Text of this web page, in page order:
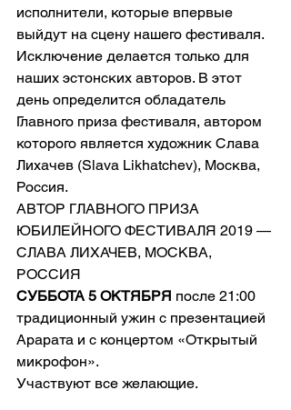
исполнители, которые впервые
выйдут на сцену нашего фестиваля.
Исключение делается только для
наших эстонских авторов. В этот
день определится обладатель
Главного приза фестиваля, автором
которого является художник Слава
Лихачев (Slava Likhatchev), Москва,
Россия.
АВТОР ГЛАВНОГО ПРИЗА
ЮБИЛЕЙНОГО ФЕСТИВАЛЯ 2019 —
СЛАВА ЛИХАЧЕВ, МОСКВА,
РОССИЯ
СУББОТА 5 ОКТЯБРЯ после 21:00
традиционный ужин с презентацией
Арарата и с концертом «Открытый
микрофон».
Участвуют все желающие.